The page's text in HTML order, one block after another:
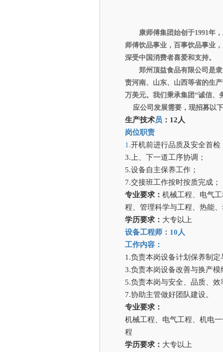
康师傅集团始创于1991年
师傅饮品事业，百事饮品事业
深受中国消费者喜爱和支持。
郑州顶益食品有限公司是
责河南、山东、山西等省的生
万美元。我们秉承集团“诚信、
应公司发展需要，现招募以
生产技术员 ：12人
岗位职责
1.开机前进行品质及安全
3. 上、下一道工序协
5.设备自主保养工作
7.交接班工作按时按质
专业要求： 机械工程、电气
程、管理科学与工程、热能
学历要求： 大专以上
设备工程师：10人
工作内容：
1.负责本岗设备计划保养
3.负责本岗设备改善与换
5.负责本岗与安全、品质、
7.协助主管做好团队建设。
专业要求：
机械工程、电气工程、机电
程
学历要求： 大专以上